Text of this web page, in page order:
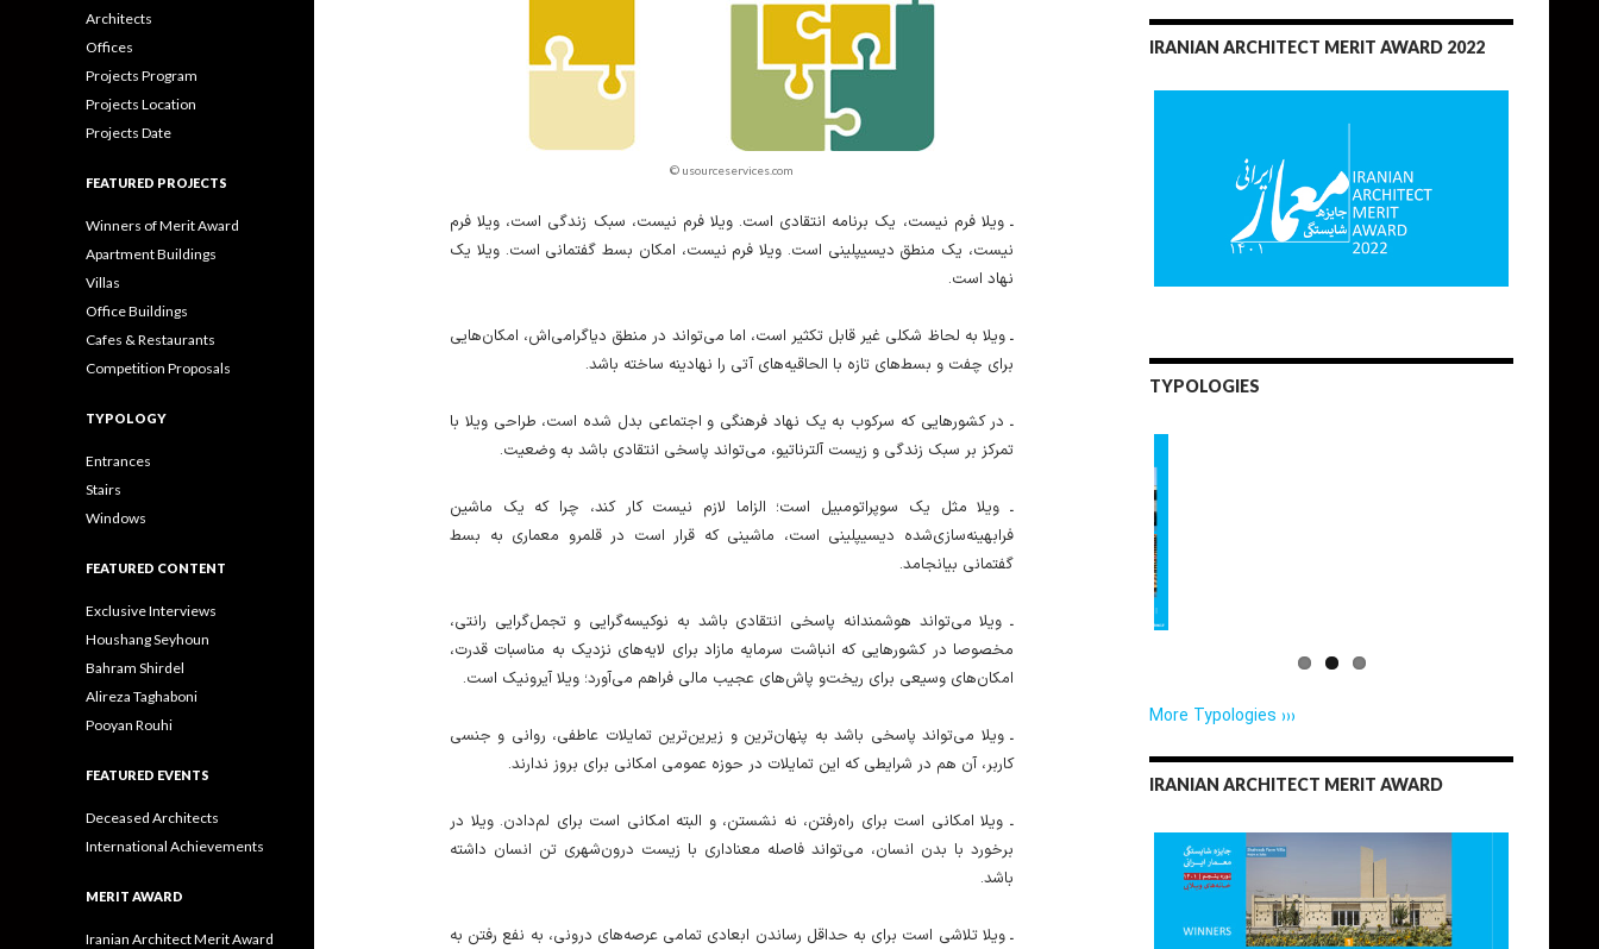
© usourceservices.com
ـ ویلا فرم نیست، یک برنامه انتقادی است. ویلا فرم نیست، سبک زندگی است، ویلا فرم
نیست، یک منطق دیسیپلینی است. ویلا فرم نیست، امکان بسط گفتمانی است. ویلا یک
نهاد است.
ـ ویلا به لحاظ شکلی غیر قابل تکثیر است، اما می‌تواند در منطق دیاگرامی‌اش، امکان‌هایی
برای چفت و بسط‌های تازه با الحاقیه‌های آتی را نهادینه ساخته باشد.
ـ در کشورهایی که سرکوب به یک نهاد فرهنگی و اجتماعی بدل شده است، طراحی ویلا با
تمرکز بر سبک زندگی و زیست آلترناتیو، می‌تواند پاسخی انتقادی باشد به وضعیت.
ـ ویلا مثل یک سوپراتومبیل است؛ الزاما لازم نیست کار کند، چرا که یک ماشین
فرابهینه‌سازی‌شده دیسیپلینی است، ماشینی که قرار است در قلمرو معماری به بسط
گفتمانی بیانجامد.
ـ ویلا می‌تواند هوشمندانه پاسخی انتقادی باشد به نوکیسه‌گرایی و تجمل‌گرایی رانتی،
مخصوصا در کشورهایی که انباشت سرمایه مازاد برای لایه‌های نزدیک به مناسبات قدرت،
امکان‌های وسیعی برای ریخت‌و پاش‌های عجیب مالی فراهم می‌آورد؛ ویلا آیرونیک است.
ـ ویلا می‌تواند پاسخی باشد به پنهان‌ترین و زیرین‌ترین تمایلات عاطفی، روانی و جنسی
کاربر، آن هم در شرایطی که این تمایلات در حوزه عمومی امکانی برای بروز ندارند.
ـ ویلا امکانی است برای راه‌رفتن، نه نشستن، و البته امکانی است برای لم‌دادن. ویلا در
برخورد با بدن انسان، می‌تواند فاصله معناداری با زیست درون‌شهری تن انسان داشته
باشد.
ـ ویلا تلاشی است برای به حداقل رساندن ابعادی تمامی عرصه‌های درونی، به نفع رفتن به
IRANIAN ARCHITECT MERIT AWARD 2022
TYPOLOGIES
More Typologies ›››
IRANIAN ARCHITECT MERIT AWARD
Architects
Offices
Projects Program
Projects Location
Projects Date
FEATURED PROJECTS
Winners of Merit Award
Apartment Buildings
Villas
Office Buildings
Cafes & Restaurants
Competition Proposals
TYPOLOGY
Entrances
Stairs
Windows
FEATURED CONTENT
Exclusive Interviews
Houshang Seyhoun
Bahram Shirdel
Alireza Taghaboni
Pooyan Rouhi
FEATURED EVENTS
Deceased Architects
International Achievements
MERIT AWARD
Iranian Architect Merit Award